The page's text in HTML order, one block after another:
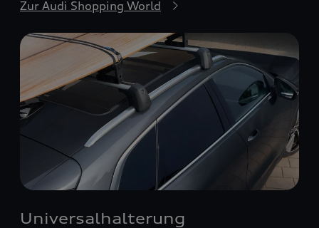
Zur Audi Shopping World
Universalhalterung